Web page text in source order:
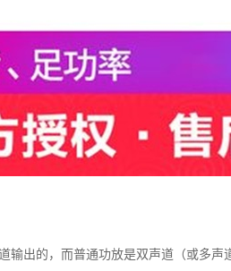
输出的，而普通功放是双声道（或多声